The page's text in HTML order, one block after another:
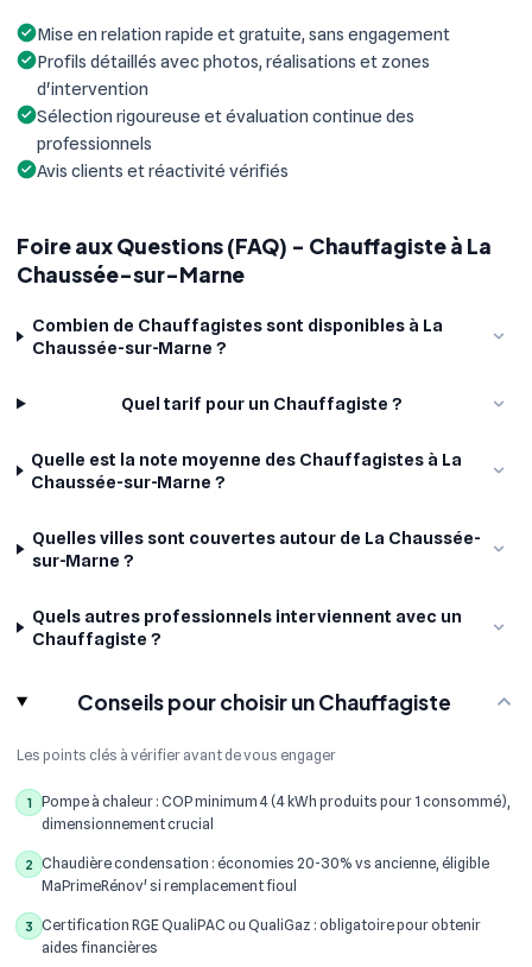
Mise en relation rapide et gratuite, sans engagement
Profils détaillés avec photos, réalisations et zones
d'intervention
Sélection rigoureuse et évaluation continue des
professionnels
Avis clients et réactivité vérifiés
Foire aux Questions (FAQ) - Chauffagiste à La
Chaussée-sur-Marne
Combien de Chauffagistes sont disponibles à La
Chaussée-sur-Marne ?
Quel tarif pour un Chauffagiste ?
Quelle est la note moyenne des Chauffagistes à La
Chaussée-sur-Marne ?
Quelles villes sont couvertes autour de La Chaussée-
sur-Marne ?
Quels autres professionnels interviennent avec un
Chauffagiste ?
Conseils pour choisir un Chauffagiste
Les points clés à vérifier avant de vous engager
1
Pompe à chaleur : COP minimum 4 (4 kWh produits pour 1 consommé),
dimensionnement crucial
2
Chaudière condensation : économies 20-30% vs ancienne, éligible
MaPrimeRénov' si remplacement fioul
3
Certification RGE QualiPAC ou QualiGaz : obligatoire pour obtenir
aides financières